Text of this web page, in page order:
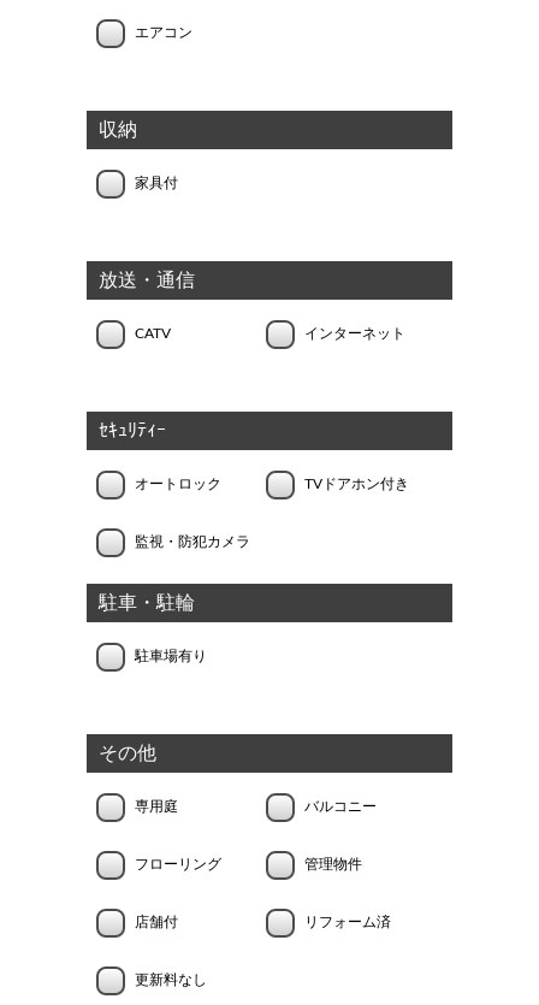
エアコン
収納
家具付
放送・通信
CATV インターネット
ｾｷｭﾘﾃｨｰ
オートロック TVドアホン付き
監視・防犯カメラ
駐車・駐輪
駐車場有り
その他
専用庭 バルコニー
フローリング 管理物件
店舗付 リフォーム済
更新料なし